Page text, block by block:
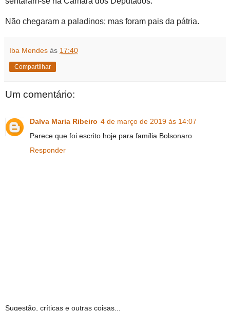
Não chegaram a paladinos; mas foram pais da pátria.
Iba Mendes às 17:40
Compartilhar
Um comentário:
Dalva Maria Ribeiro 4 de março de 2019 às 14:07
Parece que foi escrito hoje para família Bolsonaro
Responder
Sugestão, críticas e outras coisas...